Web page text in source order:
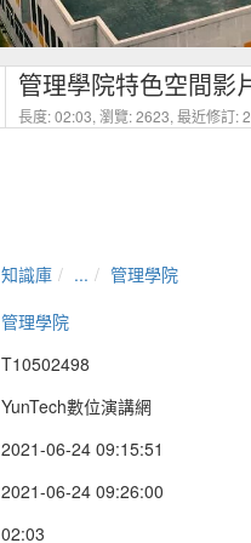
管理學院特色空間影
長度: 02:03, 瀏覽: 2623, 最近修訂:
知識庫 ...
管理學院
管理學院
T10502498
YunTech數位演講網
2021-06-24 09:15:51
2021-06-24 09:26:00
02:03